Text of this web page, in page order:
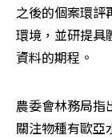
之後的個案環評
環境，並研提具
資料的期程。
農委會林務局指
關注物種有歐亞